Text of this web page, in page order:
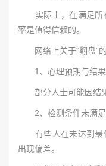
实际上，在满足所
率是值得信赖的。
网络上关于“翻盘”的
1、心理预期与结果
部分人士可能因结果
2、检测条件未满足
有些人在未达到最
出现偏差。